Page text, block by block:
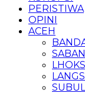
PERISTIWA
OPINI
ACEH